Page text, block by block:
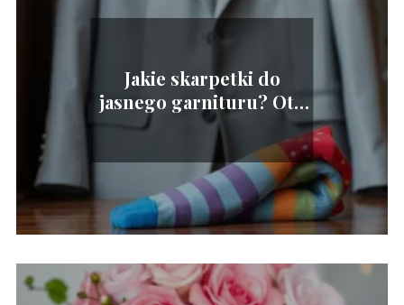
Jakie skarpetki do
jasnego garnituru? Oto
najlepsze porady!